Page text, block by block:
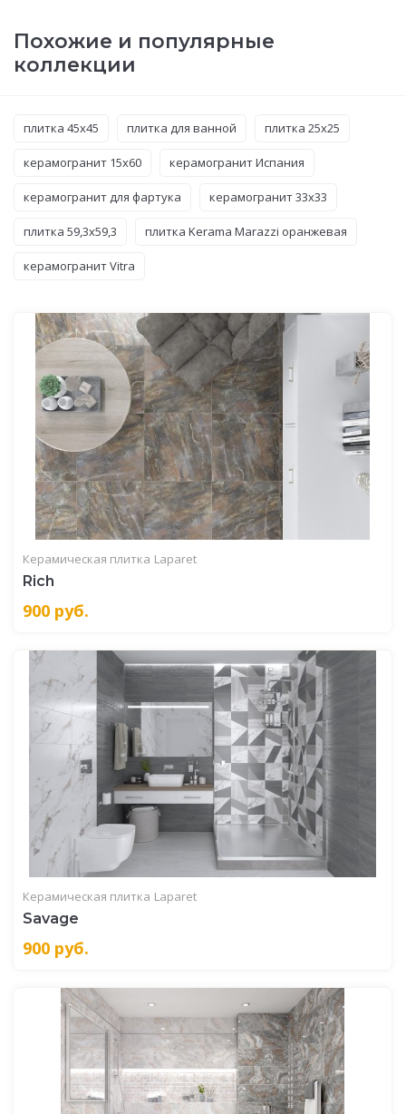
Похожие и популярные
коллекции
плитка 45x45 плитка для ванной плитка 25x25
керамогранит 15x60 керамогранит Испания
керамогранит для фартука керамогранит 33x33
плитка 59,3x59,3 плитка Kerama Marazzi оранжевая
керамогранит Vitra
Керамическая плитка Laparet
Rich
900 руб.
Керамическая плитка Laparet
Savage
900 руб.